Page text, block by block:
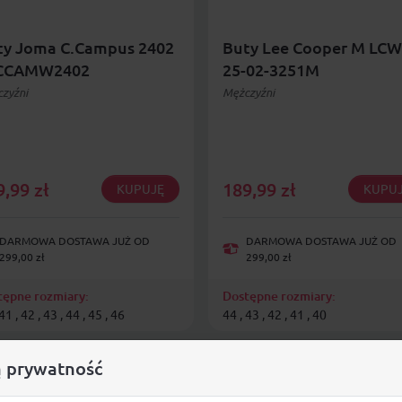
Joma C.Campus 2402
zł KUPUJĘ
DARMOWA DOSTAWA JUŻ OD
299,00 zł
rozmiary:
, 42 , 43 , 44 , 45 , 46
Buty Lee Cooper M
25-02-3251M
Mężczyźni
189,99 zł
DARMOWA DOSTAWA JUŻ OD
299,00 zł
Dostępne rozmiary:
44 , 43 , 42 , 41 , 40
prywatność